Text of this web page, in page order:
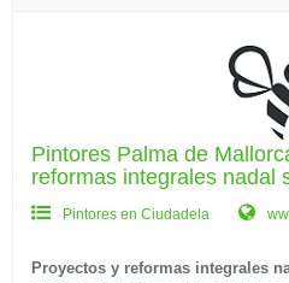
Pintores Palma de
reformas integrales nadal s
Pintores en Ciudadela
Proyectos y reformas integrales